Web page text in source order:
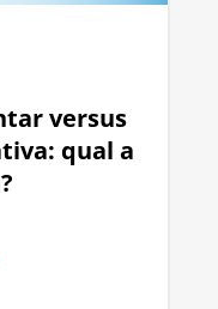
versus
qual a